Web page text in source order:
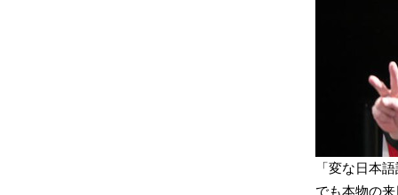
「変な日本
でも本物の